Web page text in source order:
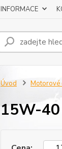
INFORMACE
Úvod Motorové
15W-40